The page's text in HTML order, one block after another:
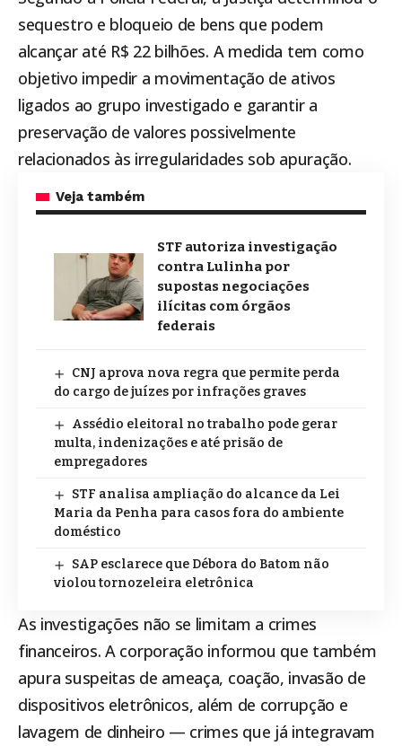
sequestro e bloqueio de bens que podem
alcançar até R$ 22 bilhões. A medida tem como
objetivo impedir a movimentação de ativos
ligados ao grupo investigado e garantir a
preservação de valores possivelmente
relacionados às irregularidades sob apuração.
Veja também
STF autoriza investigação
contra Lulinha por
supostas negociações
ilícitas com órgãos
federais
CNJ aprova nova regra que permite perda
do cargo de juízes por infrações graves
Assédio eleitoral no trabalho pode gerar
multa, indenizações e até prisão de
empregadores
STF analisa ampliação do alcance da Lei
Maria da Penha para casos fora do ambiente
doméstico
SAP esclarece que Débora do Batom não
violou tornozeleira eletrônica
As investigações não se limitam a crimes
financeiros. A corporação informou que também
apura suspeitas de ameaça, coação, invasão de
dispositivos eletrônicos, além de corrupção e
lavagem de dinheiro — crimes que já integravam